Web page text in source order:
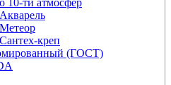
ти атмосфер
креп
(ГОСТ)